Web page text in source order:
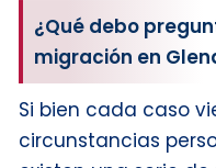
¿Qué debo
migración en
Si bien cada caso
circunstancias